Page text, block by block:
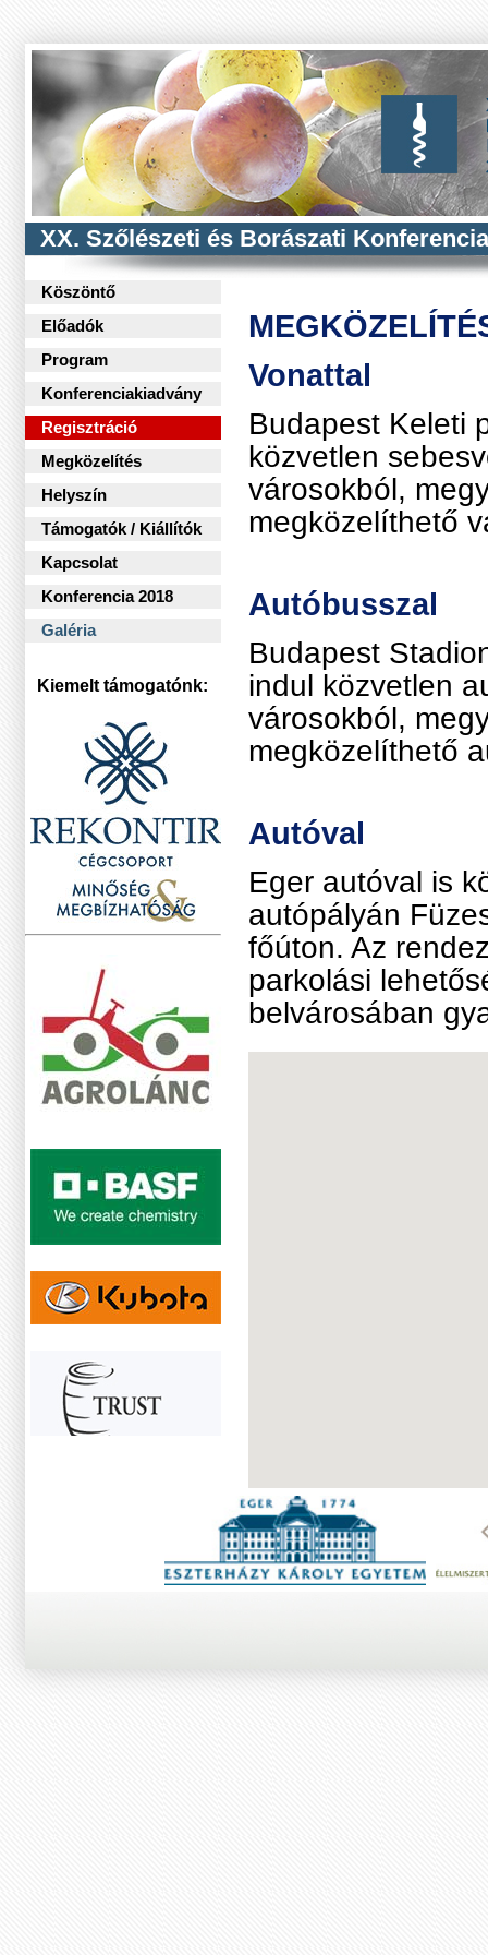
XX. Szőlészeti és Borászati Konferencia
Köszöntő
Előadók
Program
Konferenciakiadvány
Regisztráció
Megközelítés
Helyszín
Támogatók / Kiállítók
Kapcsolat
Konferencia 2018
Galéria
Kiemelt támogatónk:
Arany fokozatú
támogatónk:
Vonattal
Budapest Keleti
közvetlen
városokból,
megközelíthető
Autóbusszal
Budapest
indul közvetlen
városokból,
megközelíthető
Autóval
Eger autóval is
autópályán
főúton. Az
parkolási
belvárosában